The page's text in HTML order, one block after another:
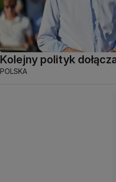
Kolejny polityk
POLSKA